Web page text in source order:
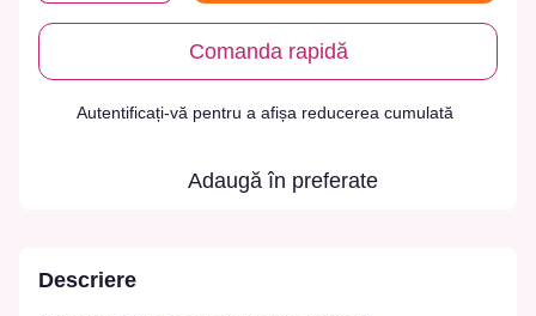
Comanda rapidă
Autentificați-vă pentru a afișa reducerea cumulată
Adaugă în preferate
Descriere